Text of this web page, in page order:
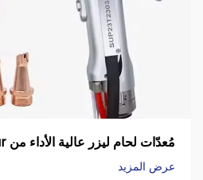
مُعدّات لحام ليزر عالية الأداء من Raysoar
عرض المزيد